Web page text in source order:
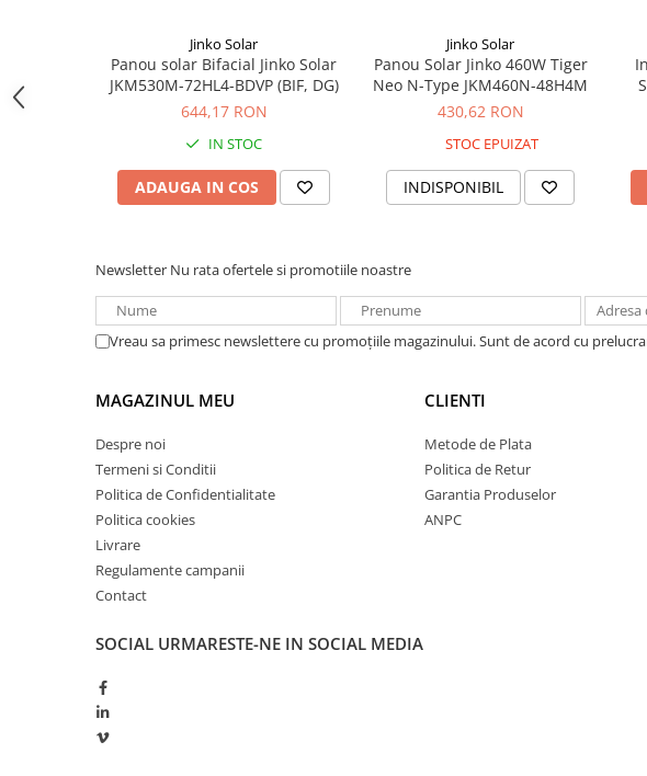
SLA AGM (Sealed Lead Acid)
Deep Cycle - Tractiune/Semi-
Marine & Caravan
Sisteme de management (BMS)
Redresoare, incarcatoare si testere
Redresoare auto, moto, barci si
sisteme de urgenta - acumulator
UPS Calculatoare si Servere
UPS Trifazat
Stabilizatoare Tensiune
PDUs unitati de distributie a
energiei electrice
Cabinete baterii
Drumetii / Camping
Jinko Solar
Panou solar Bifacial Jinko Solar
JKM530M-72HL4-BDVP (BIF, DG)
644,17 RON
IN STOC
ADAUGA IN COS
Jinko Solar
Panou Solar Jinko 460W Tiger
Neo N-Type JKM460N-48H4M
430,62 RON
STOC EPUIZAT
INDISPONIBIL
Newsletter Nu rata ofertele si promotiile noastre
Vreau sa primesc newslettere cu promoțiile magazinului. Sunt de acord cu
MAGAZINUL MEU
Despre noi
Termeni si Conditii
Politica de Confidentialitate
Politica cookies
Livrare
Regulamente campanii
Contact
CLIENTI
Metode de Plata
Politica de Retur
Garantia Produselor
ANPC
SOCIAL URMARESTE-NE IN SOCIAL MEDIA